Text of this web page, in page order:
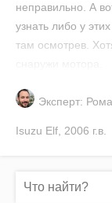
неправильно. А
узнать либо у
там осмотрев.
Эксперт:
Isuzu Elf 2006 г.в.